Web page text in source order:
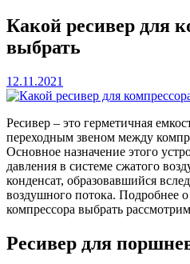
Какой ресивер для
выбрать
12.11.2021
Ресивер – это герметичная
переходным звеном между
Основное назначение этого
давления в системе сжатого
конденсат, образовавшийся
воздушного потока. Подробнее
компрессора выбрать
Ресивер для